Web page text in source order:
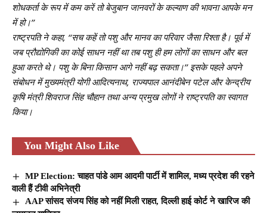
शोधकर्ता के रूप में कम करें तो बेजुबान जानवरों के कल्याण की भावना आपके मन
में हो।’’
राष्ट्रपति ने कहा, ‘‘सच कहें तो पशु और मानव का परिवार जैसा रिश्ता है। पूर्व में
जब प्रौद्योगिकी का कोई साधन नहीं था तब पशु ही हम लोगों का साधन और बल
हुआ करते थे। पशु के बिना किसान आगे नहीं बढ़ सकता।’’ इसके पहले अपने
संबोधन में मुख्‍यमंत्री योगी आदित्‍यनाथ, राज्यपाल आनंदीबेन पटेल और केन्द्रीय
कृषि मंत्री शिवराज सिंह चौहान तथा अन्य प्रमुख लोगों ने राष्ट्रपति का स्वागत
किया।
You Might Also Like
MP Election: चाहत पांडे आम आदमी पार्टी में शामिल, मध्य प्रदेश की रहने
वाली हैं टीवी अभिनेत्री
AAP सांसद संजय सिंह को नहीं मिली राहत, दिल्ली हाई कोर्ट ने खारिज की